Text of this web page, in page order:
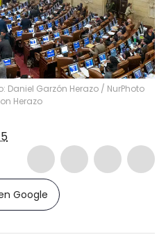
Daniel Garzón Herazo / NurPhoto
Herazo
Google